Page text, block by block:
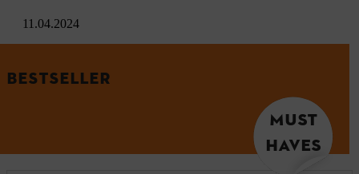
11.04.2024
BESTSELLER
MUST
HAVES